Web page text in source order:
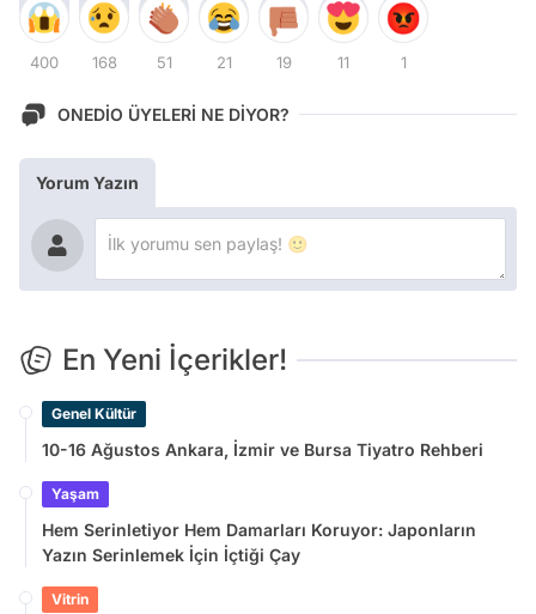
400 168 51 21 19 11 1
ONEDİO ÜYELERİ NE DİYOR?
Yorum Yazın
En Yeni İçerikler!
Genel Kültür
10-16 Ağustos Ankara, İzmir ve Bursa Tiyatro Rehberi
Yaşam
Hem Serinletiyor Hem Damarları Koruyor: Japonların
Yazın Serinlemek İçin İçtiği Çay
Vitrin